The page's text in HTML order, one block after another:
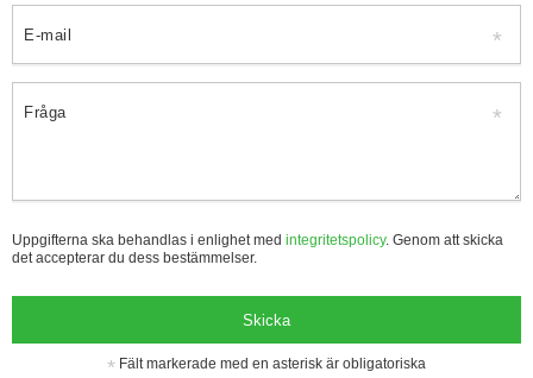
E-mail
Fråga
Uppgifterna ska behandlas i enlighet med integritetspolicy. Genom att skicka
det accepterar du dess bestämmelser.
Skicka
Fält markerade med en asterisk är obligatoriska